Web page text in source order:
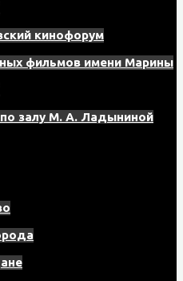
кинофорум
фильмов имени Марины
залу М. А. Ладыниной